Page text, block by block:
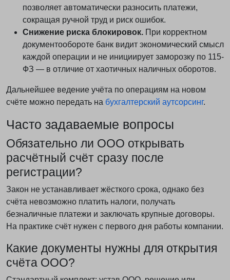
позволяет автоматически разносить платежи,
сокращая ручной труд и риск ошибок.
Снижение риска блокировок. При корректном
документообороте банк видит экономический смысл
каждой операции и не инициирует заморозку по 115-
ФЗ — в отличие от хаотичных наличных оборотов.
Дальнейшее ведение учёта по операциям на новом
счёте можно передать на бухгалтерский аутсорсинг.
Часто задаваемые вопросы
Обязательно ли ООО открывать
расчётный счёт сразу после
регистрации?
Закон не устанавливает жёсткого срока, однако без
счёта невозможно платить налоги, получать
безналичные платежи и заключать крупные договоры.
На практике счёт нужен с первого дня работы компании.
Какие документы нужны для открытия
счёта ООО?